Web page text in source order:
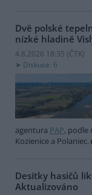
Dvě polské
nízké hladině
4.8.2026 18:35 (ČTK)
Diskuse: 6
agentura PAP, podle
Kozienice a Polaniec.
Desítky hasičů
Aktualizováno